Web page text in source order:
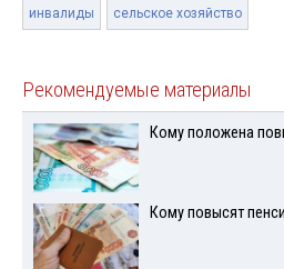
инвалиды сельское хозяйство
Рекомендуемые материалы
Кому положена
Кому повысят